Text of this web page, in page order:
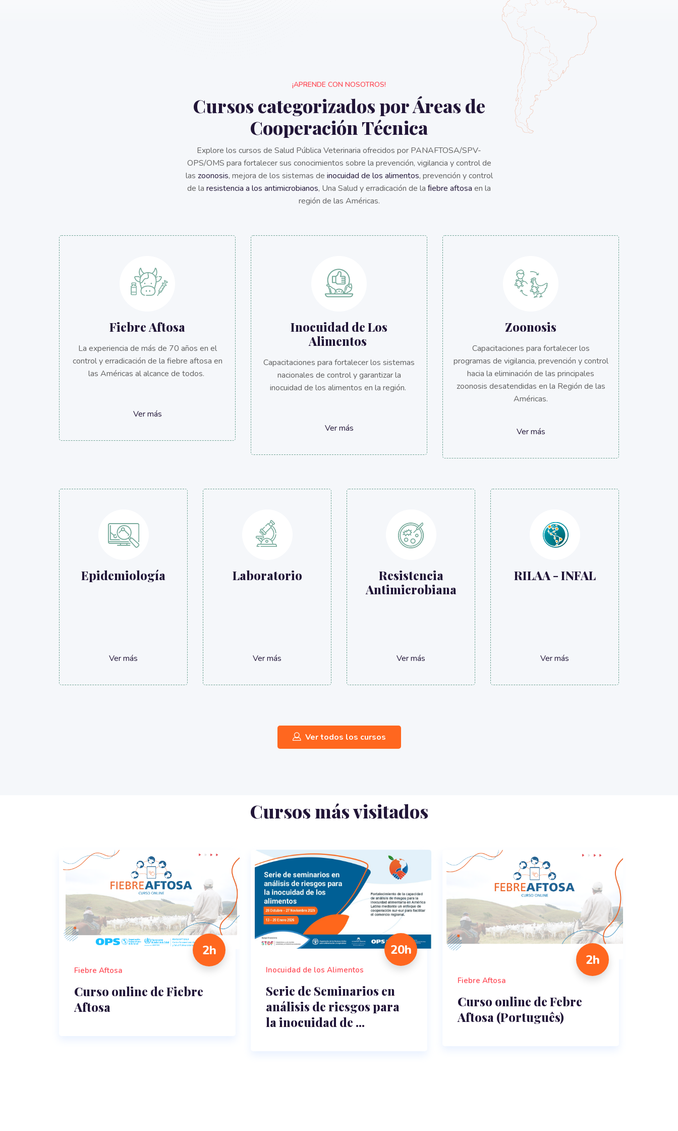
¡APRENDE CON NOSOTROS!
Cursos categorizados por Áreas de
Cooperación Técnica​
Explore los cursos de Salud Pública Veterinaria ofrecidos por PANAFTOSA/SPV-
OPS/OMS para fortalecer sus conocimientos sobre la prevención, vigilancia y control de
las zoonosis, mejora de los sistemas de inocuidad de los alimentos, prevención y control
de la resistencia a los antimicrobianos, Una Salud y erradicación de la ﬁebre aftosa en la
región de las Américas.
Fiebre Aftosa
La experiencia de más de 70 años en el
control y erradicación de la fiebre aftosa en
las Américas al alcance de todos.
Ver más
Inocuidad de Los
Alimentos
Capacitaciones para fortalecer los sistemas
nacionales de control y garantizar la
inocuidad de los alimentos en la región.
Ver más
Zoonosis
Capacitaciones para fortalecer los
programas de vigilancia, prevención y control
hacia la eliminación de las principales
zoonosis desatendidas en la Región de las
Américas.
Ver más
Epidemiología
Ver más
Laboratorio
Ver más
Resistencia
Antimicrobiana
Ver más
RILAA - INFAL
Ver más
Ver todos los cursos
Cursos más visitados
2h
Fiebre Aftosa
Curso online de Fiebre
Aftosa
20h
Inocuidad de los Alimentos
Serie de Seminarios en
análisis de riesgos para
la inocuidad de ...
2h
Fiebre Aftosa
Curso online de Febre
Aftosa (Português)